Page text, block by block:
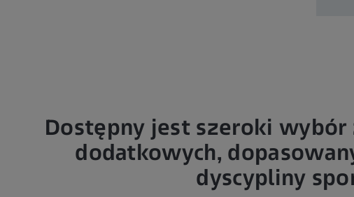
Dostępny jest szeroki wybór
dodatkowych,
dyscypliny